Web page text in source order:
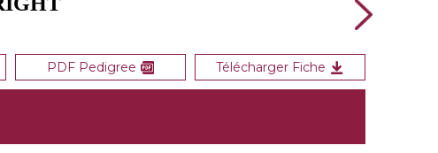
PDF Pedigree Télécharger Fiche